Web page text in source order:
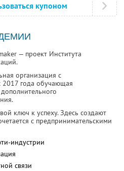
купоном
— проект Института
организация с
2017 года обучающая
ключ к успеху. Здесь создают
с предпринимательскими
индустрии
связи